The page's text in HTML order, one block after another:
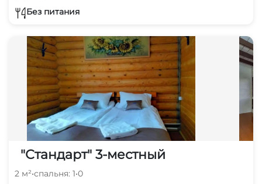
Без питания
"Стандарт" 3-местный
2 м²•спальня: 1•0